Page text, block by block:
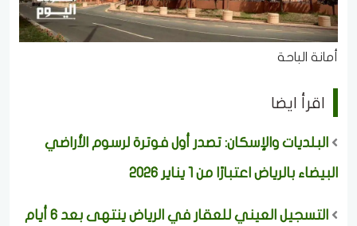
أمانة الباحة
اقرأ ايضا
البلديات والإسكان: تصدر أول فوترة لرسوم الأراضي
البيضاء بالرياض اعتبارًا من 1 يناير 2026
التسجيل العيني للعقار في الرياض ينتهى بعد 6 أيام